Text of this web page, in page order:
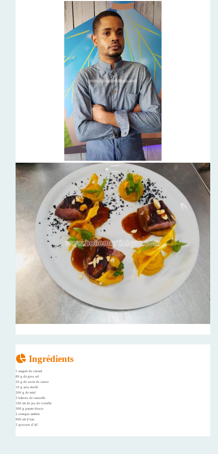
Ingrédients
1 magret de canard
80 g de gros sel
20 g de sucre de canne
10 g anis étoilé
200 g de miel
3 bâtons de cannelle
100 ml de jus de volaille
300 g patate douce
2 oranges amères
900 ml d’eau
2 gousses d’ail